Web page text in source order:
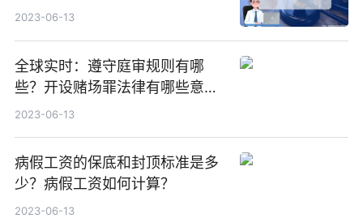
呢？
2023-06-13
全球实时：遵守庭审规则有哪
些？开设赌场罪法律有哪些意
见？被公安机关逮捕后可以做什
2023-06-13
病假工资的保底和封顶标准是多
少？病假工资如何计算？
2023-06-13